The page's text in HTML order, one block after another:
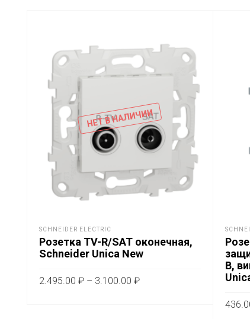
НЕТ В НАЛИЧИИ
SCHNEIDER ELECTRIC
Розетка TV-R/SAT оконечная,
Schneider Unica New
2.495.00 ₽ – 3.100.00 ₽Диапазон
В,